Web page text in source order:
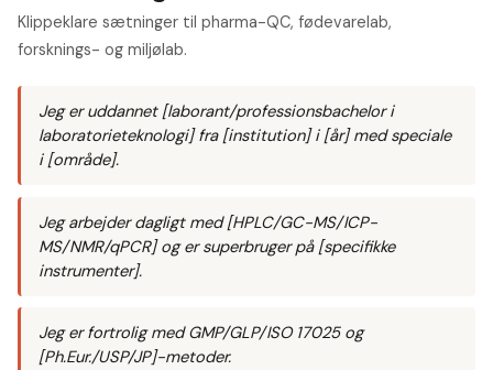
Klippeklare sætninger til pharma-QC, fødevarelab,
forsknings- og miljølab.
Jeg er uddannet [laborant/professionsbachelor i
laboratorieteknologi] fra [institution] i [år] med speciale
i [område].
Jeg arbejder dagligt med [HPLC/GC-MS/ICP-
MS/NMR/qPCR] og er superbruger på [specifikke
instrumenter].
Jeg er fortrolig med GMP/GLP/ISO 17025 og
[Ph.Eur./USP/JP]-metoder.